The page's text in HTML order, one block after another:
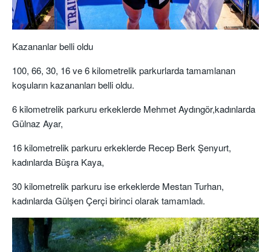
Kazananlar belli oldu
100, 66, 30, 16 ve 6 kilometrelik parkurlarda tamamlanan
koşuların kazananları belli oldu.
6 kilometrelik parkuru erkeklerde MehmetAydıngör,kadınlarda
Gülnaz Ayar,
16 kilometrelik parkuru erkeklerde Recep Berk Şenyurt,
kadınlarda Büşra Kaya,
30 kilometrelik parkuru ise erkeklerde MestanTurhan,
kadınlarda Gülşen Çerçibirinci olarak tamamladı.